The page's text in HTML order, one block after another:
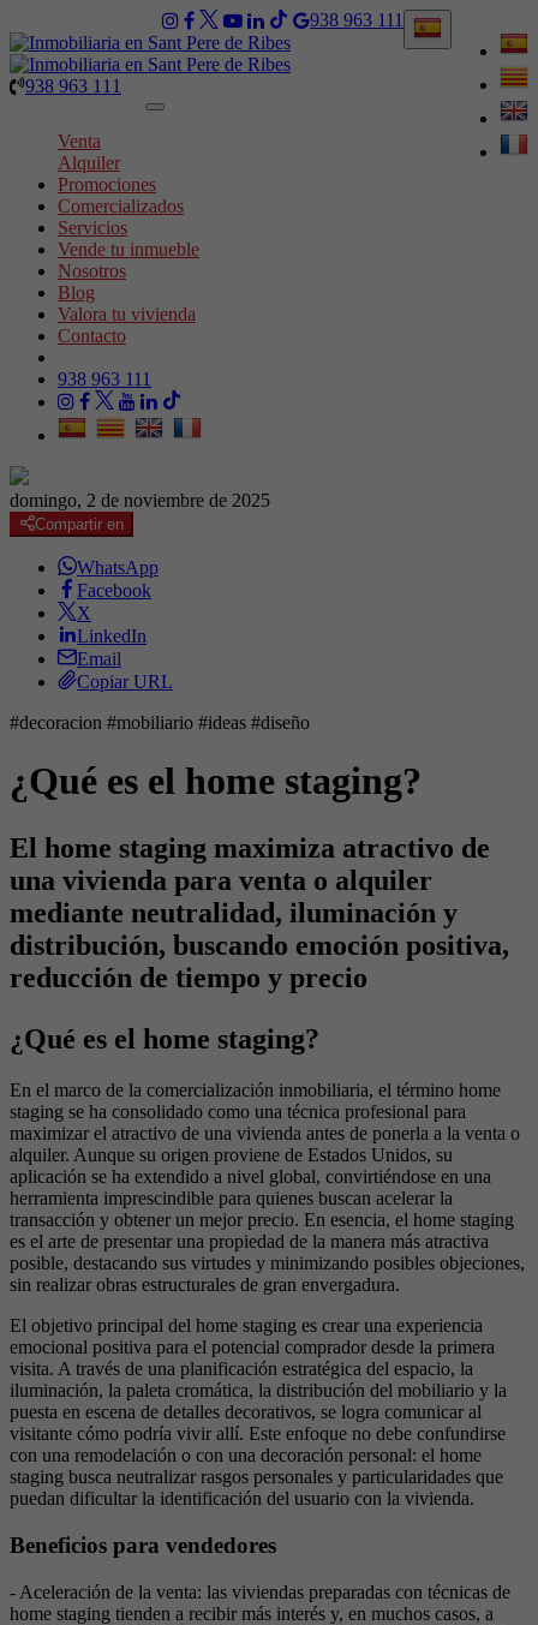
938 963 111
938 963 111
Toggle
Venta
Alquiler
Promociones
Comercializados
Servicios
Vende tu inmueble
Nosotros
Blog
Valora tu vivienda
Contacto
938 963 111
domingo, 2 de noviembre de 2025
Compartir en
WhatsApp
Facebook
X
LinkedIn
Email
Copiar URL
#decoracion #mobiliario #ideas #diseño
¿Qué es el home staging?
El home staging maximiza atractivo de
una vivienda para venta o alquiler
mediante neutralidad, iluminación y
distribución, buscando emoción positiva,
reducción de tiempo y precio
¿Qué es el home staging?
En el marco de la comercialización inmobiliaria, el término home
staging se ha consolidado como una técnica profesional para
maximizar el atractivo de una vivienda antes de ponerla a la venta o
alquiler. Aunque su origen proviene de Estados Unidos, su
aplicación se ha extendido a nivel global, convirtiéndose en una
herramienta imprescindible para quienes buscan acelerar la
transacción y obtener un mejor precio. En esencia, el home staging
es el arte de presentar una propiedad de la manera más atractiva
posible, destacando sus virtudes y minimizando posibles objeciones,
sin realizar obras estructurales de gran envergadura.
El objetivo principal del home staging es crear una experiencia
emocional positiva para el potencial comprador desde la primera
visita. A través de una planificación estratégica del espacio, la
iluminación, la paleta cromática, la distribución del mobiliario y la
puesta en escena de detalles decorativos, se logra comunicar al
visitante cómo podría vivir allí. Este enfoque no debe confundirse
con una remodelación o con una decoración personal: el home
staging busca neutralizar rasgos personales y particularidades que
puedan dificultar la identificación del usuario con la vivienda.
Beneficios para vendedores
- Aceleración de la venta: las viviendas preparadas con técnicas de
home staging tienden a recibir más interés y, en muchos casos, a